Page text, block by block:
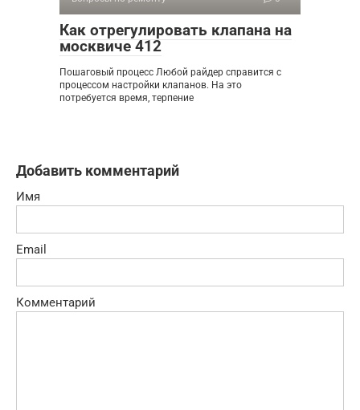
Как отрегулировать клапана на
москвиче 412
Пошаговый процесс Любой райдер справится с
процессом настройки клапанов. На это
потребуется время, терпение
Добавить комментарий
Имя
Email
Комментарий